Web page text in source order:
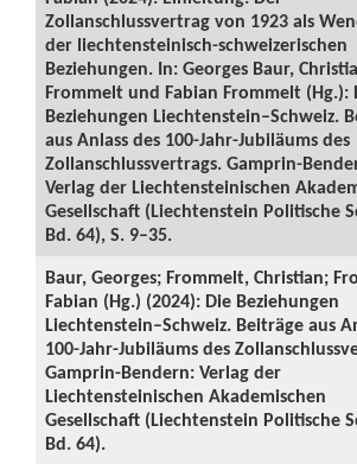
Zollanschlussvertrag von 1923 als
der liechtensteinisch-schweizerischen
Beziehungen. In: Georges Baur,
Frommelt und Fabian Frommelt (Hg.):
Beziehungen Liechtenstein–Schweiz.
aus Anlass des 100-Jahr-Jubiläums des
Zollanschlussvertrags. Gamprin-
Verlag der Liechtensteinischen
Gesellschaft (Liechtenstein Politische
Bd. 64), S. 9–35.
Baur, Georges; Frommelt, Christian;
Fabian (Hg.) (2024): Die Beziehungen
Liechtenstein–Schweiz. Beiträge aus
100-Jahr-Jubiläums des
Gamprin-Bendern: Verlag der
Liechtensteinischen Akademischen
Gesellschaft (Liechtenstein Politische
Bd. 64).